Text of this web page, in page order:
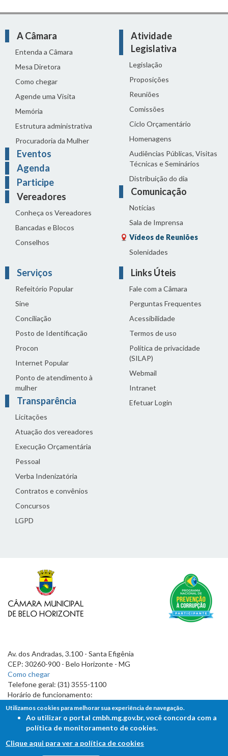
A Câmara
Entenda a Câmara
Mesa Diretora
Como chegar
Agende uma Visita
Memória
Estrutura administrativa
Procuradoria da Mulher
Eventos
Agenda
Participe
Vereadores
Conheça os Vereadores
Bancadas e Blocos
Conselhos
Atividade
Legislativa
Legislação
Proposições
Reuniões
Comissões
Ciclo Orçamentário
Homenagens
Audiências Públicas, Visitas
Técnicas e Seminários
Distribuição do dia
Comunicação
Notícias
Sala de Imprensa
Vídeos de Reuniões
Solenidades
Serviços
Refeitório Popular
Sine
Conciliação
Posto de Identificação
Procon
Internet Popular
Ponto de atendimento à
mulher
Transparência
Licitações
Atuação dos vereadores
Execução Orçamentária
Pessoal
Verba Indenizatória
Contratos e convênios
Concursos
LGPD
Links Úteis
Fale com a Câmara
Perguntas Frequentes
Acessibilidade
Termos de uso
Política de privacidade
(SILAP)
Webmail
Intranet
Efetuar Login
Av. dos Andradas, 3.100 - Santa Efigênia
CEP: 30260-900 - Belo Horizonte - MG
Como chegar
Telefone geral: (31) 3555-1100
Horário de funcionamento:
7h às 19h
Utilizamos cookies para melhorar sua experiência de navegação.
Ao utilizar o portal cmbh.mg.gov.br, você concorda com a
política de monitoramento de cookies.
Clique aqui para ver a política de cookies